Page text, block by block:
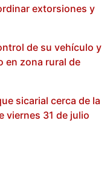
extorsiones y
de su vehículo y
en zona rural de
sicarial cerca de la
viernes 31 de julio